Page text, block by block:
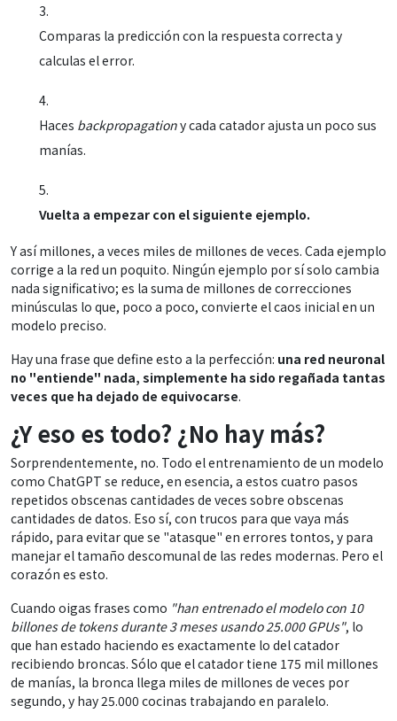
Comparas la predicción con la respuesta correcta y
calculas el error.
Haces backpropagationy cada catador ajusta un poco sus
manías.
Vuelta a empezar con el siguiente ejemplo.
Y así millones, a veces miles de millones de veces. Cada ejemplo
corrige a la red un poquito. Ningún ejemplo por sí solo cambia
nada significativo; es la suma de millones de correcciones
minúsculas lo que, poco a poco, convierte el caos inicial en un
modelo preciso.
Hay una frase que define esto a la perfección: una red neuronal
no "entiende" nada, simplemente ha sido regañada tantas
veces que ha dejado de equivocarse.
¿Y eso es todo? ¿No hay más?
Sorprendentemente, no. Todo el entrenamiento de un modelo
como ChatGPT se reduce, en esencia, a estos cuatro pasos
repetidos obscenas cantidades de veces sobre obscenas
cantidades de datos. Eso sí, con trucos para que vaya más
rápido, para evitar que se "atasque" en errores tontos, y para
manejar el tamaño descomunal de las redes modernas. Pero el
corazón es esto.
Cuando oigas frases como "han entrenado el modelo con 10
billones de tokens durante 3 meses usando 25.000 GPUs", lo
que han estado haciendo es exactamente lo del catador
recibiendo broncas. Sólo que el catador tiene 175 mil millones
de manías, la bronca llega miles de millones de veces por
segundo, y hay 25.000 cocinas trabajando en paralelo.